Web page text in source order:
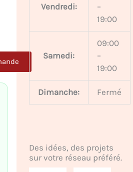
Vendredi:
–
19:00
Samedi:
09:00
–
19:00
Dimanche: Fermé
Des idées, des projets
sur votre réseau préféré.